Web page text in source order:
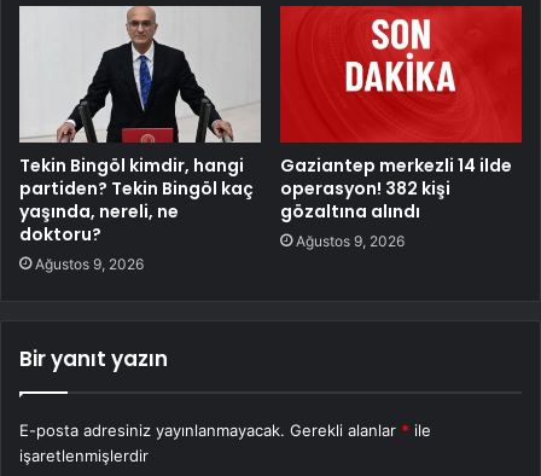
Tekin Bingöl kimdir, hangi
partiden? Tekin Bingöl kaç
yaşında, nereli, ne
doktoru?
Ağustos 9, 2026
Gaziantep merkezli 14 ilde
operasyon! 382 kişi
gözaltına alındı
Ağustos 9, 2026
Bir yanıt yazın
E-posta adresiniz yayınlanmayacak. Gerekli alanlar * ile
işaretlenmişlerdir